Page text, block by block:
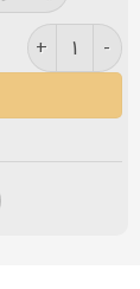
فرش لنا ۷۰۰ شانه کرم عدد